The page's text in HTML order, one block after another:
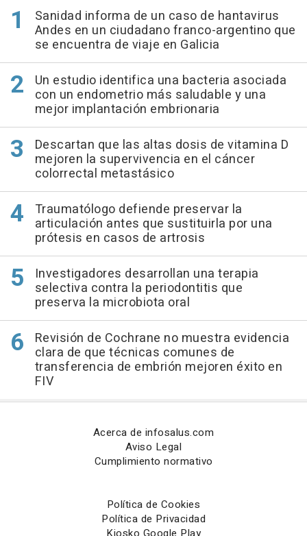
Sanidad informa de un caso de hantavirus
Andes en un ciudadano franco-argentino que
se encuentra de viaje en Galicia
Un estudio identifica una bacteria asociada
con un endometrio más saludable y una
mejor implantación embrionaria
Descartan que las altas dosis de vitamina D
mejoren la supervivencia en el cáncer
colorrectal metastásico
Traumatólogo defiende preservar la
articulación antes que sustituirla por una
prótesis en casos de artrosis
Investigadores desarrollan una terapia
selectiva contra la periodontitis que
preserva la microbiota oral
Revisión de Cochrane no muestra evidencia
clara de que técnicas comunes de
transferencia de embrión mejoren éxito en
FIV
Acerca de infosalus.com
Aviso Legal
Cumplimiento normativo
Política de Cookies
Política de Privacidad